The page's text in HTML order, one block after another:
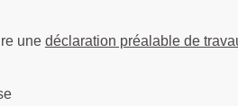
une déclaration préalable de